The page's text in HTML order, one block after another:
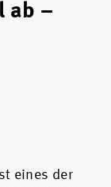
ab –
eines der